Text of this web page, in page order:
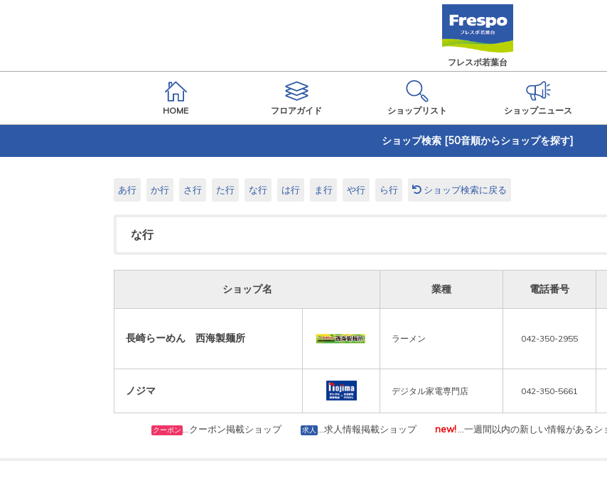
フレスポ若葉台
HOME フロアガイド ショップリスト ショップニュース
ショップ検索 [50音順からショップを探す]
あ行 か行 さ行 た行 な行 は行 ま行 や行 ら行 ショップ検索に戻る
な行
ショップ名 業種 電話番号
長崎らーめん 西海製麺所 ラーメン 042-350-2955
ノジマ デジタル家電専門店 042-350-5661
クーポン …クーポン掲載ショップ 求人 …求人情報掲載ショップ new! …一週間以内の新しい情報があるシ